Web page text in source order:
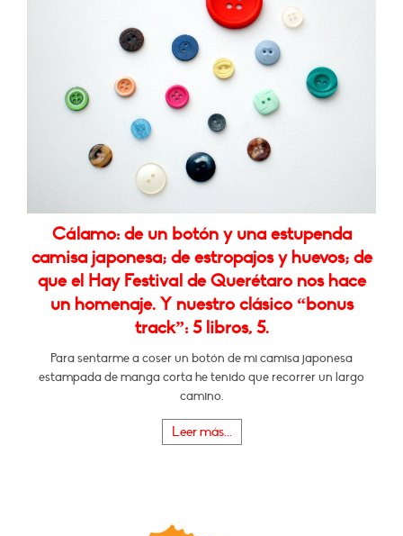
Cálamo: de un botón y una estupenda
camisa japonesa; de estropajos y huevos; de
que el Hay Festival de Querétaro nos hace
un homenaje. Y nuestro clásico “bonus
track”: 5 libros, 5.
Para sentarme a coser un botón de mi camisa japonesa
estampada de manga corta he tenido que recorrer un largo
camino.
Leer más...